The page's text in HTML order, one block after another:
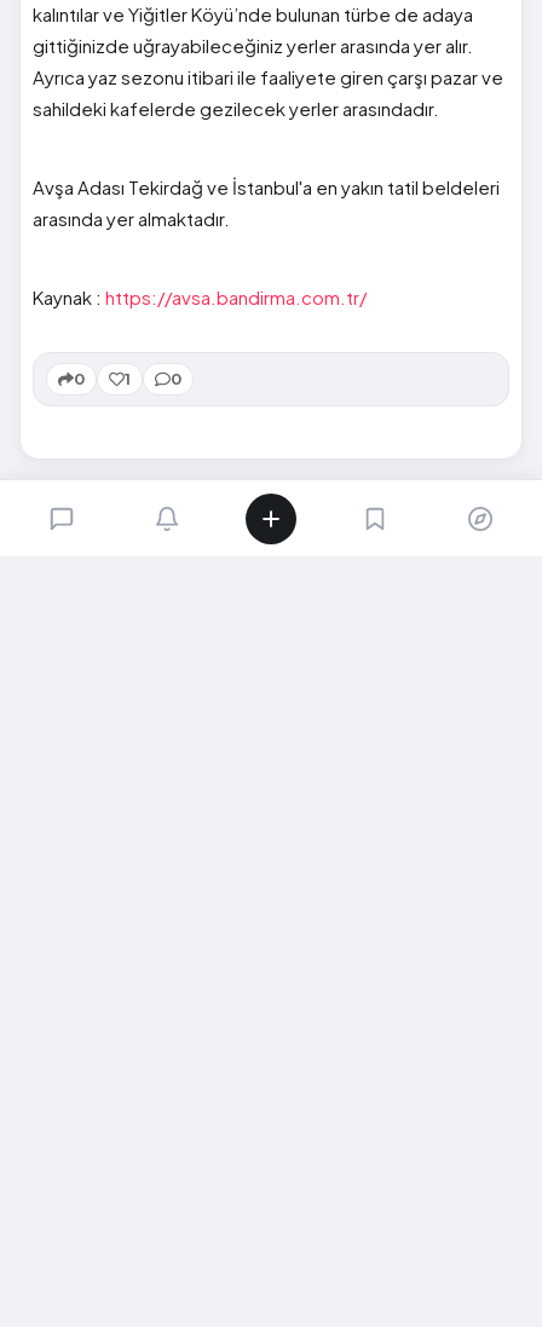
kalıntılar ve Yiğitler Köyü’nde bulunan türbe de adaya
gittiğinizde uğrayabileceğiniz yerler arasında yer alır.
Ayrıca yaz sezonu itibari ile faaliyete giren çarşı pazar ve
sahildeki kafelerde gezilecek yerler arasındadır.
Avşa Adası Tekirdağ ve İstanbul'a en yakın tatil beldeleri
arasında yer almaktadır.
Kaynak : https://avsa.bandirma.com.tr/
0 1 0
SIRADAKI İÇERIK